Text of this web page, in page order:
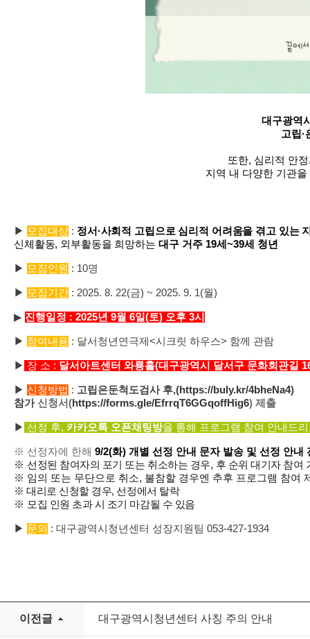
대구광역
고립
또한, 심리적 안
지역 내 다양한 기관
▶ 모집대상 : 정서 ·사회적 고립으로 심리적 어려움을 겪고 있는
신체활동, 외부활동을 희망하는 대구 거주 19세 ~39세 청년
▶ 모집인원 : 10명
▶ 모집기간 : 2025. 8. 22(금) ~ 2025. 9. 1(월)
▶ 진행일 정 : 2025년 9월 6일(토) 오후 3시
▶ 참여내용 : 달서청년연극제<시크릿 하우스> 함께 관람
▶ 장 소 : 달서아트센터 와룡홀(대구광역시 달서구 문화회관길
▶ 신청방법 : 고립은둔척도검사 후,(https://buly.kr/4bheNa4)
참가 신청서(https://forms.gle/EfrrqT6GGqoffHig6) 제출
▶ 선정 후, 카카오톡 오픈채팅방을 통해 프로그램 참여 안내드
※ 선정자에 한해 9/2(화) 개별 선정 안내 문자 발송 및 선정 안내
※ 선정된 참여자의 포기 또는 취소하는 경우, 후 순위 대기자 참여
※ 임의 또는 무단으로 취소, 불참할 경우엔 추후 프로그램 참여
※ 대리로 신청할 경우, 선정에서 탈락
※ 모집 인원 초과 시 조기 마감될 수 있음
▶ 문의 : 대구광역시청년센터 성장지원팀 053-427-1934
이전글 대구광역시청년센터 사칭 주의 안내